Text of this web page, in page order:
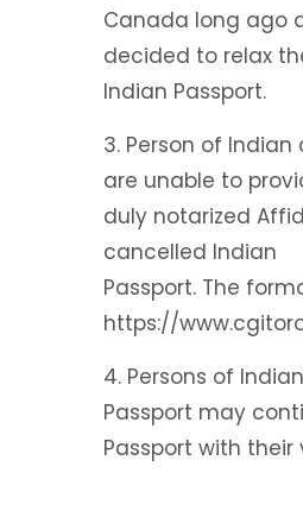
Canada long ago
decided to relax
Indian Passport.
3. Person of
are unable to
duly notarized
cancelled Indian
Passport. The
https://
4. Persons of
Passport may
Passport with